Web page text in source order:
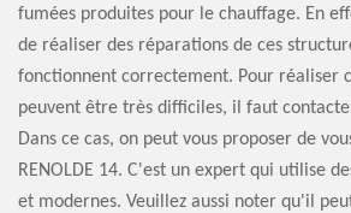
fumées produites pour le chauffage. En
de réaliser des réparations de ces
fonctionnent correctement. Pour réaliser
peuvent être très difficiles, il faut
Dans ce cas, on peut vous proposer de
RENOLDE 14. C'est un expert qui utilise
et modernes. Veuillez aussi noter qu'il